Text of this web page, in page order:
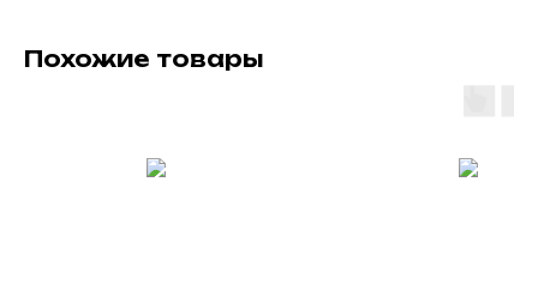
Похожие товары